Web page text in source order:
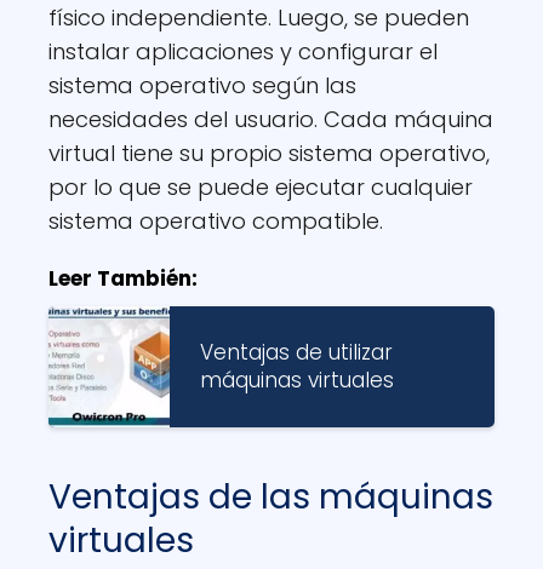
físico independiente. Luego, se pueden
instalar aplicaciones y configurar el
sistema operativo según las
necesidades del usuario. Cada máquina
virtual tiene su propio sistema operativo,
por lo que se puede ejecutar cualquier
sistema operativo compatible.
Leer También:
Ventajas de utilizar
máquinas virtuales
Ventajas de las máquinas
virtuales